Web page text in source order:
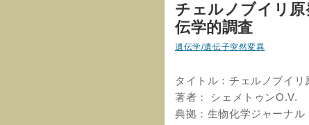
チェルノブイリ
伝学的調査
遺伝学/遺伝子突然変異
タイトル：チェルノブイ
著者： シェメトゥンO.V.
典拠：生物化学ジャーナ